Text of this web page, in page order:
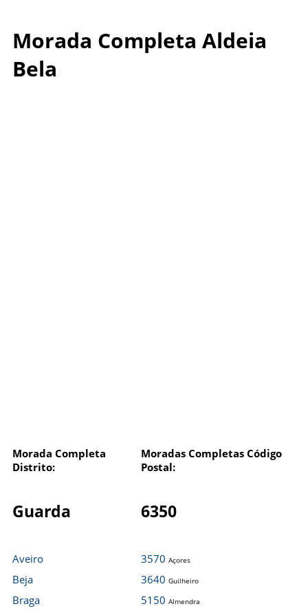
Morada Completa Aldeia
Bela
Morada Completa
Distrito:
Moradas Completas Código
Postal:
Guarda 6350
Aveiro
Beja
Braga
3570 Açores
3640 Guilheiro
5150 Almendra